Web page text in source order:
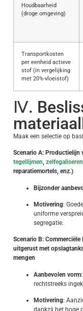
Houdbaarheid
(droge omgeving)
Transportkosten
per eenheid actieve
stof (in vergelijking
met 20%-vloeistof)
Ⅳ.
Maak een selectie op
Scenario A: Productielijn
tegellijmen,
reparatiemortels, enz.)
Bijzonder
Motivering:
uniforme
segregatie.
Scenario B:
uitgerust met
mengen
Aanbevolen
rechtstreeks
Motivering:
dankzij het hoge